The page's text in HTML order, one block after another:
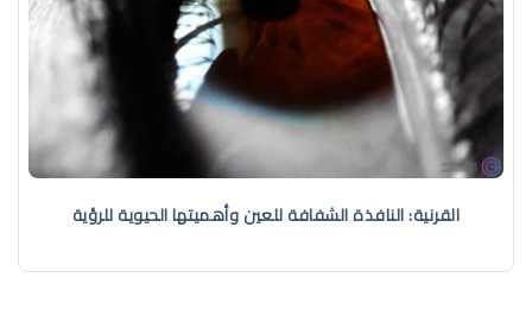
القرنية: النافذة الشفافة للعين وأهميتها الحيوية للرؤية